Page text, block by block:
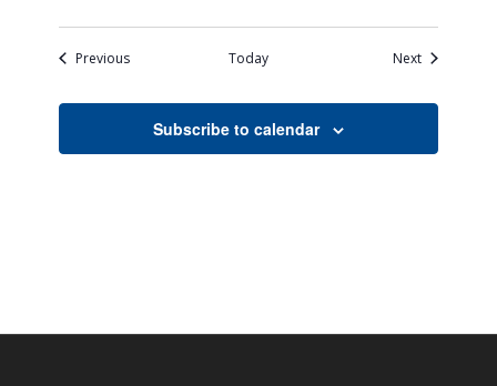
PreviousEvents Today NextEvents
Subscribe to calendar